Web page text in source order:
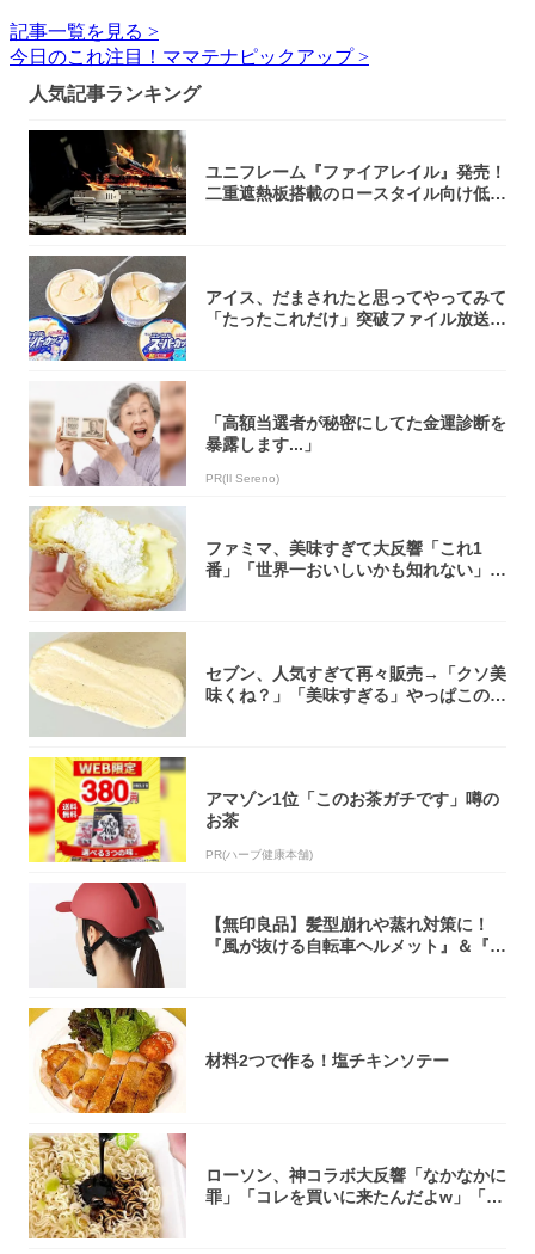
記事一覧を見る >
今日のこれ注目！ママテナピックアップ >
人気記事ランキング
ユニフレーム『ファイアレイル』発売！
二重遮熱板搭載のロースタイル向け低型
アイス、だまされたと思ってやってみて
「たったこれだけ」突破ファイル放送で
「高額当選者が秘密にしてた金運診断を
暴露します...」
PR(Il Sereno)
ファミマ、美味すぎて大反響「これ1
番」「世界一おいしいかも知れない」
セブン、人気すぎて再々販売→「クソ美
味くね？」「美味すぎる」やっぱこのク
アマゾン1位「このお茶ガチです」噂の
お茶
PR(ハーブ健康本舗)
【無印良品】髪型崩れや蒸れ対策に！
『風が抜ける自転車ヘルメット』＆『2
材料2つで作る！塩チキンソテー
ローソン、神コラボ大反響「なかなかに
罪」「コレを買いに来たんだよw」「３